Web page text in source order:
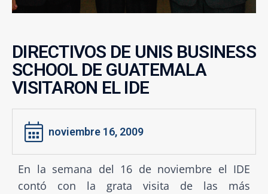
DIRECTIVOS DE UNIS BUSINESS
SCHOOL DE GUATEMALA
VISITARON EL IDE
noviembre 16, 2009
En la semana del 16 de noviembre el IDE
contó con la grata visita de las más